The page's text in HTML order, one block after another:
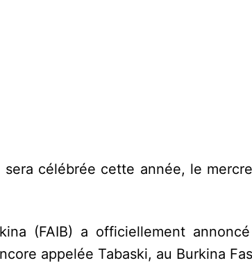
célébrée cette année, le
(FAIB) a officiellement
appelée Tabaski, au Burkina